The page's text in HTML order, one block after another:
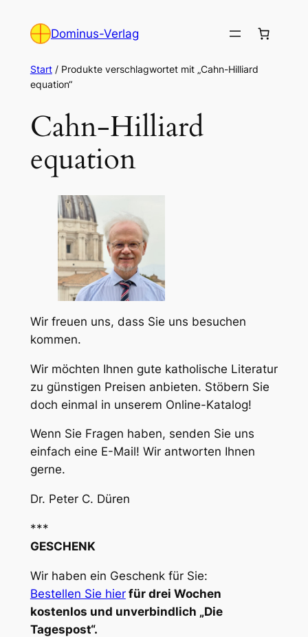
Inhalt
Dominus-Verlag
Start/ Produkte verschlagwortet mit „Cahn-Hilliard
equation“
Cahn-Hilliard
equation
Wir freuen uns, dass Sie uns besuchen
kommen.
Wir möchten Ihnen gute katholische Literatur
zu günstigen Preisen anbieten. Stöbern Sie
doch einmal in unserem Online-Katalog!
Wenn Sie Fragen haben, senden Sie uns
einfach eine E-Mail! Wir antworten Ihnen
gerne.
Dr. Peter C. Düren
***
GESCHENK
Wir haben ein Geschenk für Sie:
Bestellen Sie hier für drei Wochen
kostenlos und unverbindlich „Die
Tagespost“.